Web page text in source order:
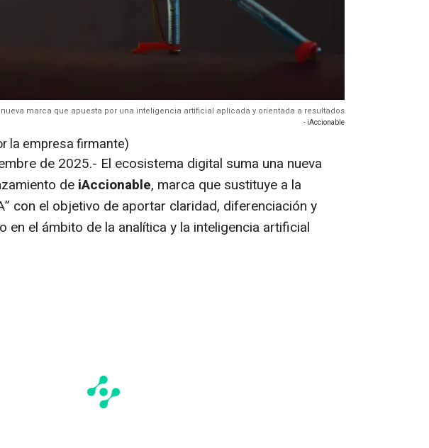
marca que apuesta por una inteligencia artificial aplicada y orientada a resultados
- iAccionable
la empresa firmante)
de 2025.- El ecosistema digital suma una nueva
de iAccionable, marca que sustituye a la
con el objetivo de aportar claridad, diferenciación y
en el ámbito de la analítica y la inteligencia artificial